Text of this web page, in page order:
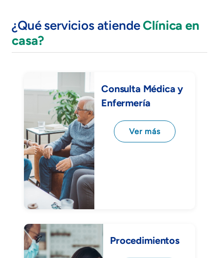
¿Qué servicios atiendeClínica en
casa?
Consulta Médica y
Enfermería
Ver más
Procedimientos